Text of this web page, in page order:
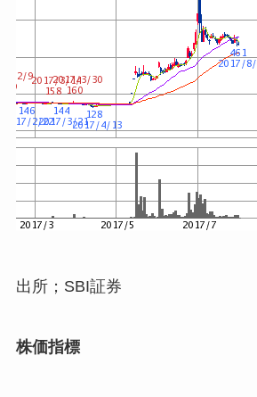
出所；SBI証券
株価指標